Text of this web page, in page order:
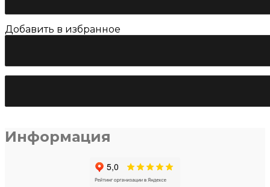
Добавить в избранное
Свадебное
платье
«Луанта»
Информация